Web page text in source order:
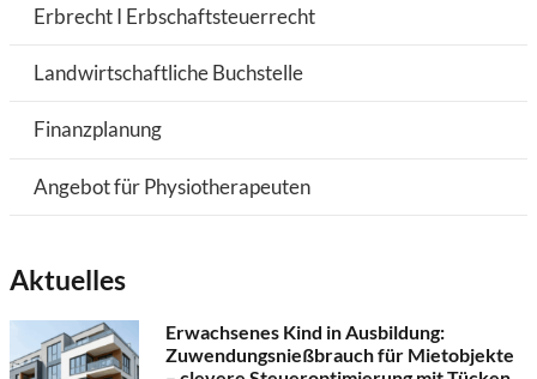
Erbrecht I Erbschaftsteuerrecht
Landwirtschaftliche Buchstelle
Finanzplanung
Angebot für Physiotherapeuten
Aktuelles
Erwachsenes Kind in Ausbildung:
Zuwendungsnießbrauch für Mietobjekte